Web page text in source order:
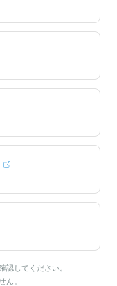
してください。
ん。